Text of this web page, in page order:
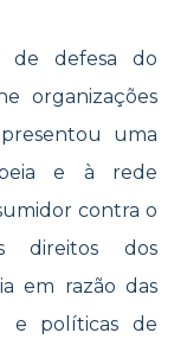
de defesa do
organizações
uma
e à rede
contra o
direitos dos
em razão das
e políticas de